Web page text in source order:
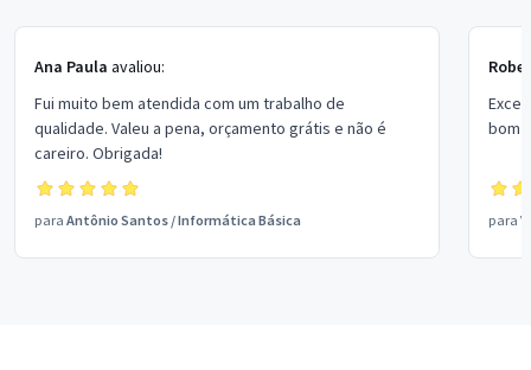
Ana Paula avaliou:
Fui muito bem atendida com um trabalho de
qualidade. Valeu a pena, orçamento grátis e não é
careiro. Obrigada!
para Antônio Santos /Informática Básica
bom
para